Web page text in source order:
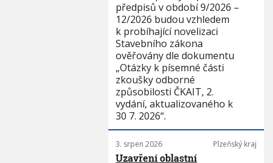
předpisů v období 9/2026 –
12/2026 budou vzhledem
k probíhající novelizaci
Stavebního zákona
ověřovány dle dokumentu
„Otázky k písemné části
zkoušky odborné
způsobilosti ČKAIT, 2.
vydání, aktualizovaného k
30 7. 2026“.
3. srpen 2026 Plzeňský kraj
Uzavření oblastní